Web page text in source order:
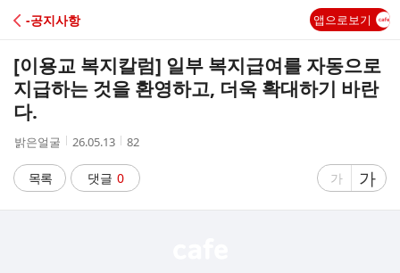
C
A
-공지사항 앱으로보기
[이용교 복지칼럼] 일부 복지급여를 자동으로
지급하는 것을 환영하고, 더욱 확대하기 바란
다.
작
자
밝은얼굴
작
시
간
26.05.13
조
수
82
목록 댓글 0
글
가
글
자
가